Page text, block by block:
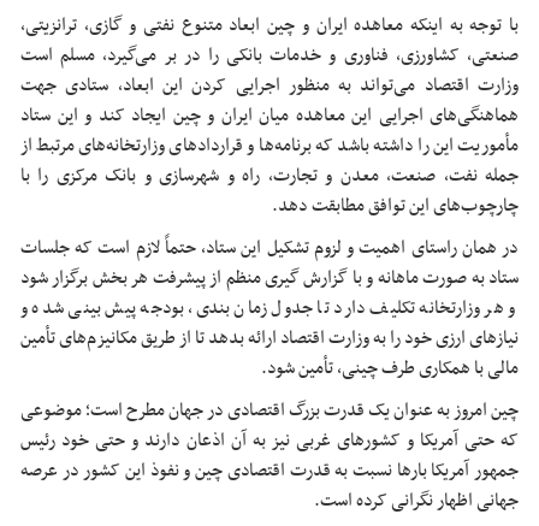
با توجه به اینکه معاهده ایران و چین ابعاد متنوع نفتی و گازی، ترانزیتی،
صنعتی، کشاورزی، فناوری و خدمات بانکی را در بر می‌گیرد، مسلم است
وزارت اقتصاد می‌تواند به منظور اجرایی کردن این ابعاد، ستادی جهت
هماهنگی‌های اجرایی این معاهده میان ایران و چین ایجاد کند و این ستاد
مأموریت این را داشته باشد که برنامه‌ها و قراردادهای وزارتخانه‌های مرتبط از
جمله نفت، صنعت، معدن و تجارت، راه و شهرسازی و بانک مرکزی را با
چارچوب‌های این توافق مطابقت دهد.
در همان راستای اهمیت و لزوم تشکیل این ستاد، حتماً لازم است که جلسات
ستاد به صورت ماهانه و با گزارش گیری منظم از پیشرفت هر بخش برگزار شود
و هر وزارتخانه تکلیف دارد تا جدول زمان بندی، بودجه پیش بینی شده و
نیازهای ارزی خود را به وزارت اقتصاد ارائه بدهد تا از طریق مکانیزم‌های تأمین
مالی با همکاری طرف چینی، تأمین شود.
چین امروز به عنوان یک قدرت بزرگ اقتصادی در جهان مطرح است؛ موضوعی
که حتی آمریکا و کشورهای غربی نیز به آن اذعان دارند و حتی خود رئیس
جمهور آمریکا بارها نسبت به قدرت اقتصادی چین و نفوذ این کشور در عرصه
جهانی اظهار نگرانی کرده است.